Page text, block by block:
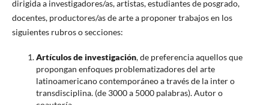
dirigida a investigadores/as, artistas, estudiantes de posgrado,
docentes, productores/as de arte a proponer trabajos en los
siguientes rubros o secciones:
Artículos de investigación, de preferencia aquellos que
propongan enfoques problematizadores del arte
latinoamericano contemporáneo a través de la inter o
transdisciplina. (de 3000 a 5000 palabras). Autor o